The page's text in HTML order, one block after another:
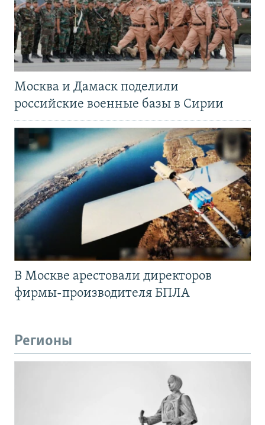
Москва и Дамаск поделили
российские военные базы в Сирии
В Москве арестовали директоров
фирмы-производителя БПЛА
Регионы